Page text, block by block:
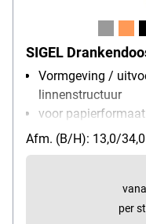
SIGEL
Vormgeving /
linnenstructuur
voor
Bijzonderheden:
Materiaal:
Afm. (B/H): 13,0/
per